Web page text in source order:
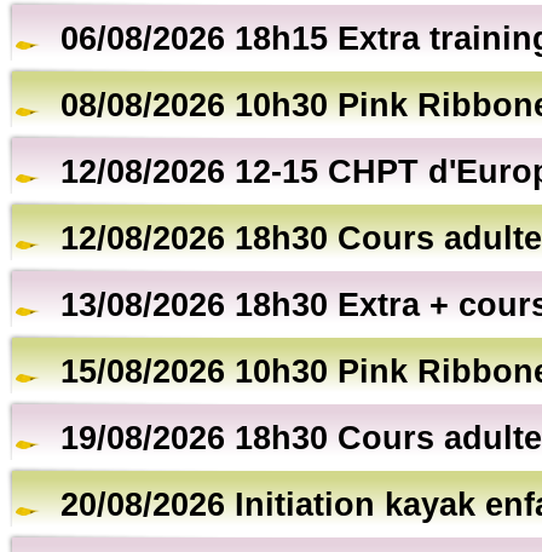
06/08/2026 18h15 Extra
08/08/2026 10h30 Pink
12/08/2026 12-15 CHPT
12/08/2026 18h30 Cours
13/08/2026 18h30 Extra +
15/08/2026 10h30 Pink
19/08/2026 18h30 Cours
20/08/2026 Initiation kayak